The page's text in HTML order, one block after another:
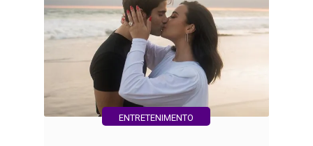
ENTRETENIMENTO